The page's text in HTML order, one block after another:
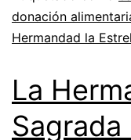
donación
Hermandad la
La